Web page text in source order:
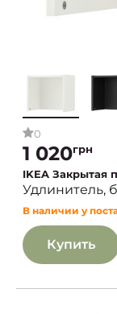
0
1 020грн
IKEA Закрытая
Удлинитель,
В наличии у
Купить